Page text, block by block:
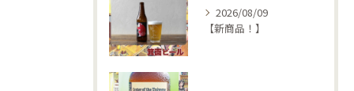
2026/08/09
【新商品！】